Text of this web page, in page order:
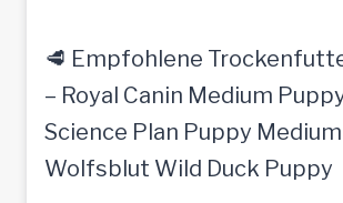
🥩 Empfohlene
– Royal Canin Medium
Science Plan Puppy Medium
Wolfsblut Wild Duck Puppy